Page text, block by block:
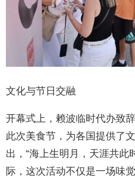
文化与节日交融
开幕式上，赖波临时代办致
此次美食节，为各国提供了
出，“海上生明月，天涯共此
际，这次活动不仅是一场味